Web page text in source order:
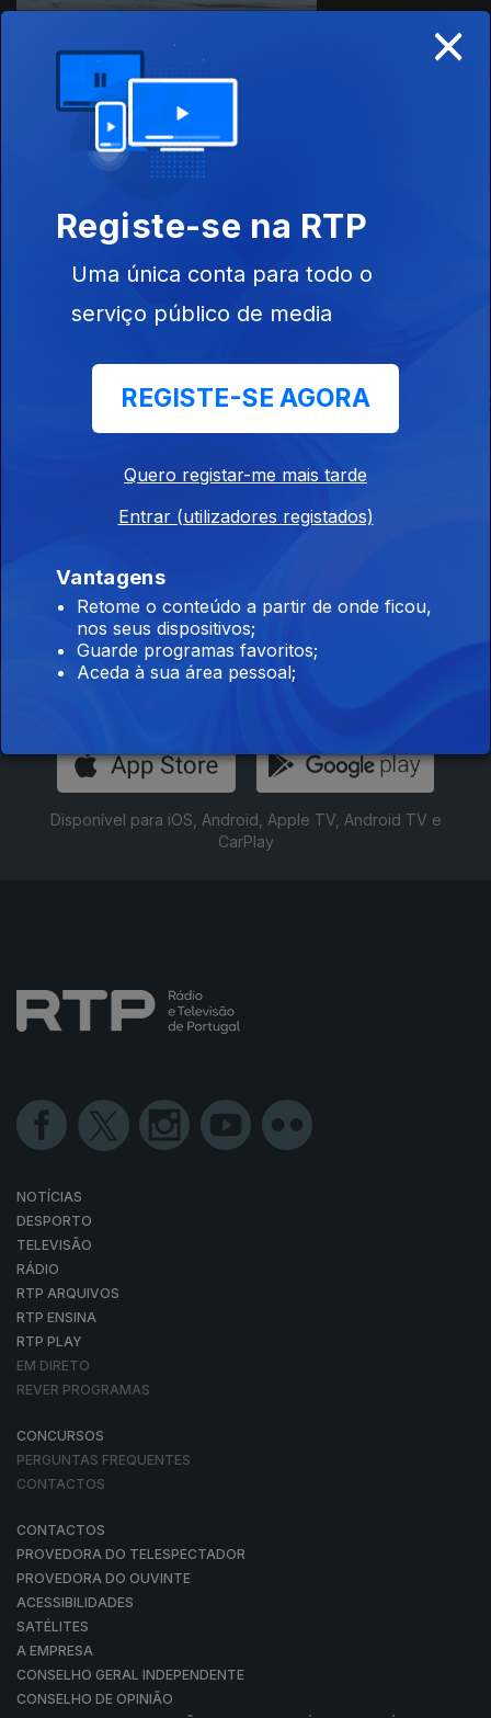
Este conteúdo faz parte de
Documentários de Ciência e
Limiar da Extinção
das Árvores
Disponível para iOS, Android, Apple TV, Android TV e
CarPlay
NOTÍCIAS
DESPORTO
TELEVISÃO
RÁDIO
RTP ARQUIVOS
RTP ENSINA
RTP PLAY
EM DIRETO
REVER PROGRAMAS
CONCURSOS
PERGUNTAS FREQUENTES
CONTACTOS
CONTACTOS
PROVEDORA DO TELESPECTADOR
PROVEDORA DO OUVINTE
ACESSIBILIDADES
SATÉLITES
A EMPRESA
CONSELHO GERAL INDEPENDENTE
CONSELHO DE OPINIÃO
×
Registe-se na RTP
Uma única conta para todo o
serviço público de media
REGISTE-SE AGORA
Quero registar-me mais tarde
Entrar (utilizadores registados)
Vantagens
Retome o conteúdo a partir de onde ficou,
nos seus dispositivos;
Guarde programas favoritos;
Aceda à sua área pessoal;